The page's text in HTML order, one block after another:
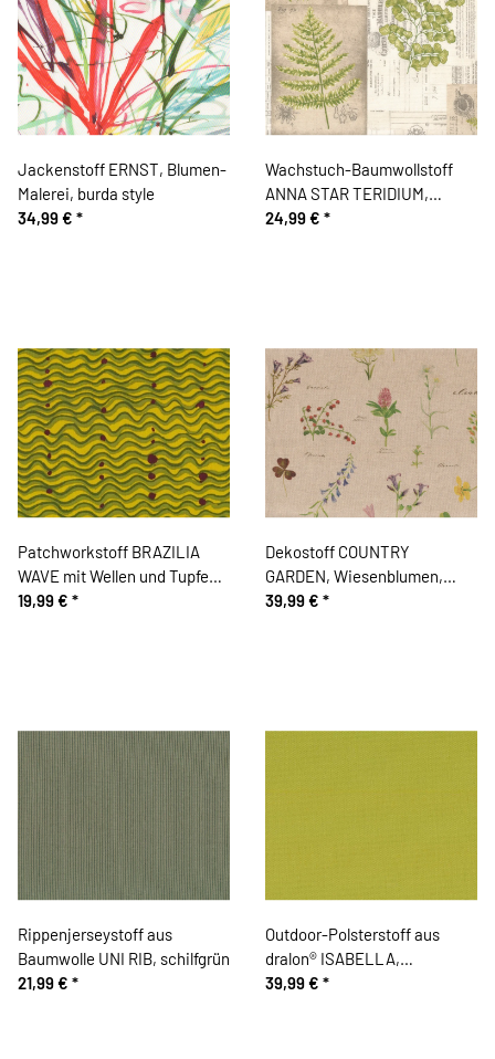
Jackenstoff ERNST, Blumen-
Malerei, burda style
34,99 € *
Wachstuch-Baumwollstoff
ANNA STAR TERIDIUM,
Botanik, natur
24,99 € *
Patchworkstoff BRAZILIA
WAVE mit Wellen und Tupfen,
kräftiges limette-aubergine
19,99 € *
Dekostoff COUNTRY
GARDEN, Wiesenblumen,
Clarke & Clarke
39,99 € *
Rippenjerseystoff aus
Baumwolle UNI RIB, schilfgrün
21,99 € *
Outdoor-Polsterstoff aus
dralon® ISABELLA,
teflonbeschichtet, limette
39,99 € *